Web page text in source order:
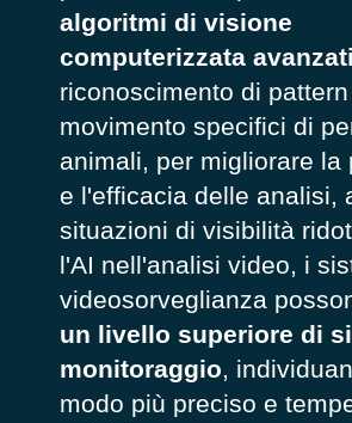
algoritmi di visione
computerizzata avanzati
riconoscimento di
movimento specifici di
animali, per migliorare la
e l'efficacia delle analisi,
situazioni di visibilità
l'AI nell'analisi video, i
videosorveglianza
un livello superiore di
monitoraggio,
modo più preciso e